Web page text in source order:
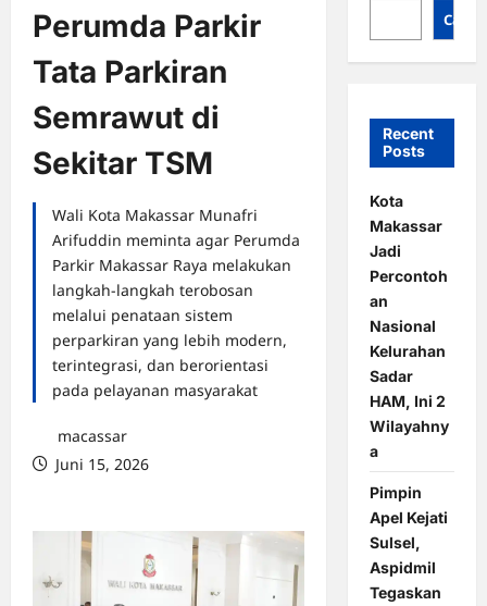
Perumda Parkir
Tata Parkiran
Semrawut di
Sekitar TSM
Wali Kota Makassar Munafri
Arifuddin meminta agar Perumda
Parkir Makassar Raya melakukan
langkah-langkah terobosan
melalui penataan sistem
perparkiran yang lebih modern,
terintegrasi, dan berorientasi
pada pelayanan masyarakat
macassar
Juni 15, 2026
Cari
Recent
Posts
Kota
Makassar
Jadi
Percontoh
an
Nasional
Kelurahan
Sadar
HAM, Ini 2
Wilayahny
a
Pimpin
Apel Kejati
Sulsel,
Aspidmil
Tegaskan